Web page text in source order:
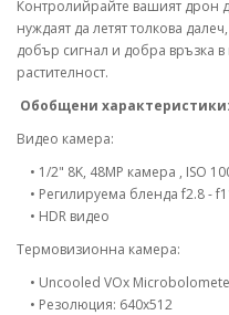
Контролийрайте вашият дрон
нуждаят да летят толкова
добър сигнал и добра връзка в
растителност.
Обобщени характеристики:
Видео камера:
• 1/2" 8K, 48MP камера , ISO
• Регилируема бленда f2.8 -
• HDR видео
Термовизионна камера:
• Uncooled VOx
• Резолюция: 640x512